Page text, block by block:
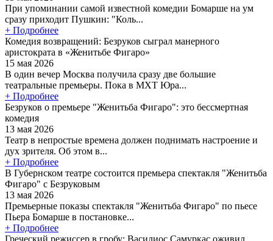
При упоминании самой известной комедии Бомарше на ум
сразу приходит Пушкин: "Коль...
+ Подробнее
Комедия возвращений: Безруков сыграл манерного
аристократа в «Женитьбе Фигаро»
15 мая 2026
В один вечер Москва получила сразу две большие
театральные премьеры. Пока в МХТ Юра...
+ Подробнее
Безруков о премьере "Женитьба Фигаро": это бессмертная
комедия
13 мая 2026
Театр в непростые времена должен поднимать настроение и
дух зрителя. Об этом в...
+ Подробнее
В Губернском театре состоится премьера спектакля "Женитьба
Фигаро" с Безруковым
13 мая 2026
Премьерные показы спектакля "Женитьба Фигаро" по пьесе
Пьера Бомарше в постановке...
+ Подробнее
Греческий режиссер в гробу: Василиос Самуркас оживил